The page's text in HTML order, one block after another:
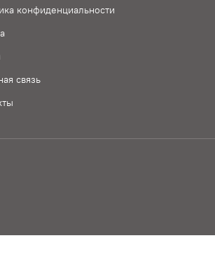
конфиденциальности
связь